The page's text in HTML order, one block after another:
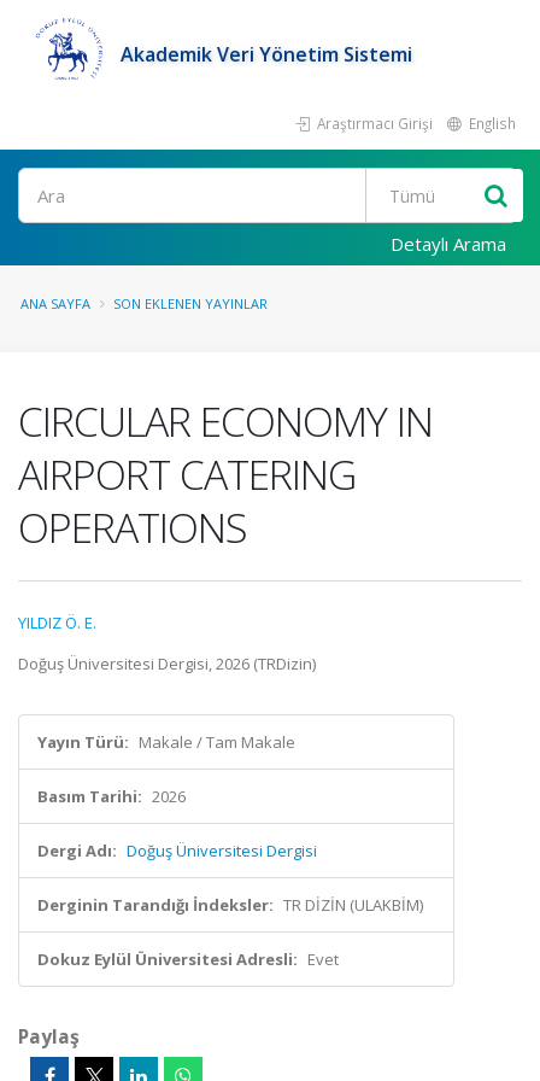
Akademik Veri Yönetim Sistemi
Araştırmacı Girişi English
Ara
Detaylı Arama
ANA SAYFA SON EKLENEN YAYINLAR
CIRCULAR ECONOMY IN
AIRPORT CATERING
OPERATIONS
YILDIZ Ö. E.
Doğuş Üniversitesi Dergisi, 2026 (TRDizin)
Yayın Türü: Makale / Tam Makale
Basım Tarihi: 2026
Dergi Adı: Doğuş Üniversitesi Dergisi
Derginin Tarandığı İndeksler: TR DİZİN (ULAKBİM)
Dokuz Eylül Üniversitesi Adresli: Evet
Paylaş